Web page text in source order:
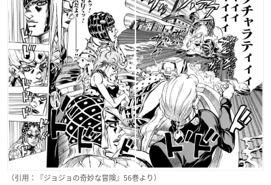
（引用：『ジョジョの奇妙な冒険』56巻より）